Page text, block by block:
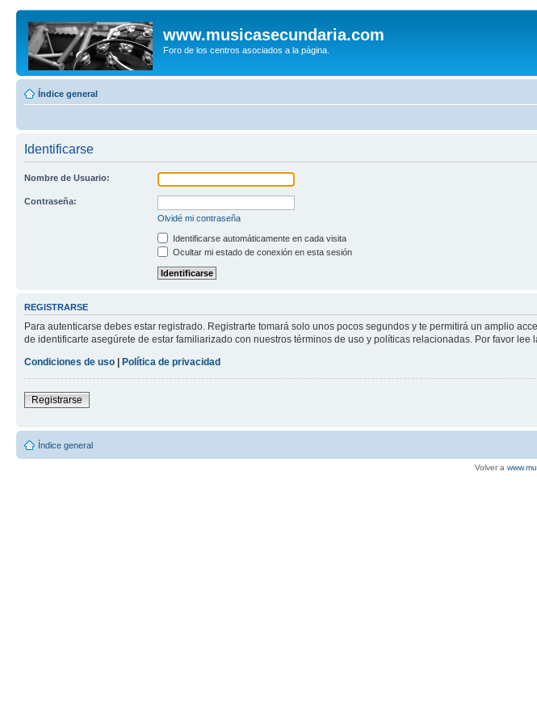
www.musicasecundaria.com
Foro de los centros asociados a la página.
Índice general
Identificarse
Nombre de Usuario:
Contraseña:
Olvidé mi contraseña
Identificarse automáticamente en cada visita
Ocultar mi estado de conexión en esta sesión
REGISTRARSE
Para autenticarse debes estar registrado. Registrarte tomará solo unos pocos segundos y te permitirá un amplio
de identificarte asegúrete de estar familiarizado con nuestros términos de uso y políticas relacionadas. Por favor lee
Condiciones de uso | Política de privacidad
Registrarse
Índice general
Volver a